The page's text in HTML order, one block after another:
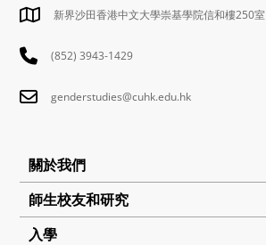
新界沙田香港中文大學崇基學院信和樓250室
(852) 3943-1429
genderstudies@cuhk.edu.hk
關於我們
師生校友和研究
入學